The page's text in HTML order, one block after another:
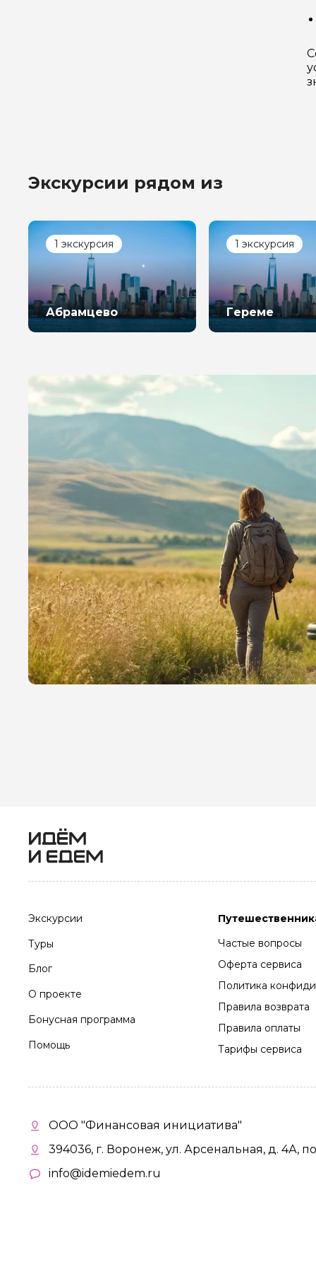
Экскурсии рядом из
1 экскурсия
Абрамцево
1 экскурсия
Гереме
Экскурсии
Туры
Блог
О проекте
Бонусная программа
Помощь
Частые вопросы
Оферта сервиса
Политика
Правила возврата
Правила оплаты
Тарифы сервиса
ООО "Финансовая инициатива"
394036, г. Воронеж, ул. Арсенальная, д. 4А,
info@idemiedem.ru